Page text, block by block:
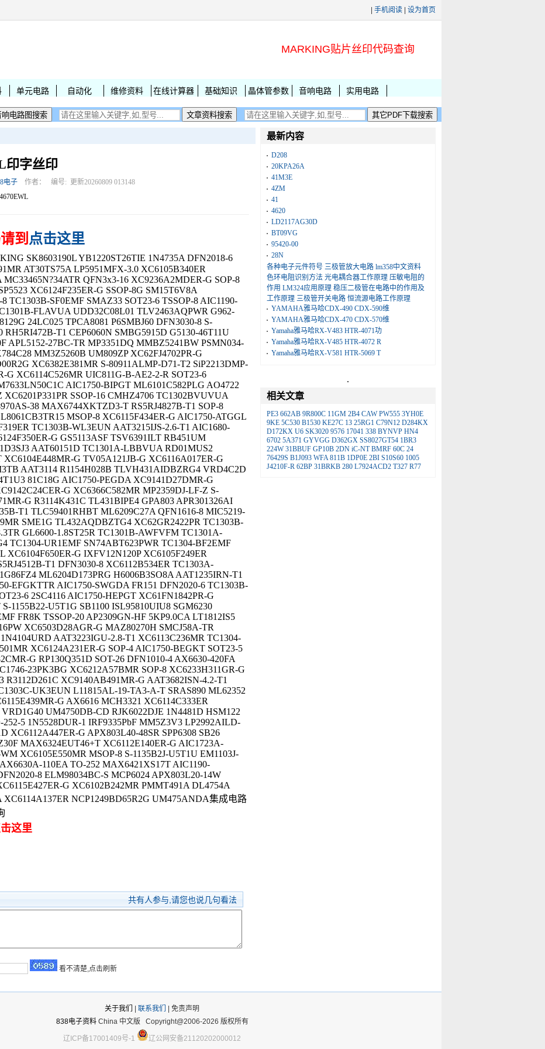
手机阅读 设为首页
MARKING贴片丝印代码查询
单元电路 自动化 维修资料 在线计算器 基础知识 晶体管参数 音响电路 实用电路
印字丝印
电子 作者： 编号: 更新20260809 013148
到 点击这里
SK8603190L YB1220ST26TIE 1N4735A DFN2018-6
AT30TS75A LP5951MFX-3.0 XC6105B340ER
QFN3x3-16 XC9236A2MDER-G SOP-8
XC6124F235ER-G SSOP-8G SM15T6V8A
TC1303B-SF0EMF SMAZ33 SOT23-6 TSSOP-8 AIC1190-
FLAVUA UDD32C08L01 TLV2463AQPWR G962-
24LC025 TPCA8081 P6SMBJ60 DFN3030-8 S-
T1 CEP6060N SMBG5915D G5130-46T11U
APL5152-27BC-TR MP3351DQ MMBZ5241BW PSMN034-
MM3Z5260B UM809ZP XC62FJ4702PR-G
XC6382E381MR S-80911ALMP-D71-T2 SiP2213DMP-
G XC6114C526MR UIC811G-B-AE2-2-R SOT23-6
AIC1750-BIPGT ML6101C582PLG AO4722
SSOP-16 CMHZ4706 TC1302BVUVUA
38 MAX6744XKTZD3-T RS5RJ4827B-T1 SOP-8
MSOP-8 XC6115F434ER-G AIC1750-ATGGL
TC1303B-WL3EUN AAT3215IJS-2.6-T1 AIC1680-
G GS5113ASF TSV6391ILT RB451UM
AAT60151D TC1301A-LBBVUA RD01MUS2
G TV05A121JB-G XC6116A017ER-G
AAT3114 R1154H028B TLVH431AIDBZRG4 VRD4C2D
81C18G AIC1750-PEGDA XC9141D27DMR-G
G XC6366C582MR MP2359DJ-LF-Z S-
G R3114K431C TL431BIPE4 GPA803 APR301326AI
T1 TLC59401RHBT ML6209C27A QFN1616-8 MIC5219-
SME1G TL432AQDBZTG4 XC62GR2422PR TC1303B-
GL6600-1.8ST25R TC1301B-AWFVFM TC1301A-
TC1304-UR1EMF SN74ABT623PWR TC1304-BF2EMF
XC6104F650ER-G IXFV12N120P XC6105F249ER
T1 DFN3030-8 XC6112B534ER TC1303A-
ML6204D173PRG H6006B3SO8A AAT1235IRN-T1
EFGKTTR AIC1750-SWGDA FR151 DFN2020-6 TC1303B-
6 2SC4116 AIC1750-HEPGT XC61FN1842PR-G
1155B22-U5T1G SB1100 ISL95810UIU8 SGM6230
FR8K TSSOP-20 AP2309GN-HF 5KP9.0CA LT1812IS5
XC6503D28AGR-G MAZ80270H SMCJ58A-TR
AAT3223IGU-2.8-T1 XC6113C236MR TC1304-
XC6124A231ER-G SOP-4 AIC1750-BEGKT SOT23-5
G RP130Q351D SOT-26 DFN1010-4 AX6630-420FA
23PK3BG XC6212A57BMR SOP-8 XC6233H311GR-G
R3112D261C XC9140AB491MR-G AAT3682ISN-4.2-T1
UK3EUN L11815AL-19-TA3-A-T SRAS890 ML62352
G AX6616 MCH3321 XC6114C333ER
UM4750DB-CD RJK6022DJE 1N4481D HSM122
252-5 1N5528DUR-1 IRF9335PbF MM5Z3V3 LP2992AILD-
XC6112A447ER-G APX803L40-48SR SPP6308 SB26
MAX6324EUT46+T XC6112E140ER-G AIC1723A-
XC6105E550MR MSOP-8 S-1135B2J-U5T1U EM1103J-
110EA TO-252 MAX6421XS17T AIC1190-
8 ELM98034BC-S MCP6024 APX803L20-14W
G XC6102B242MR PMMT491A DL4754A
NCP1249BD65R2G UM475ANDA集成电路
这里
共有人参与,请您也说几句看法
看不清楚,点击刷新
最新内容
D208
20KPA26A
41M3E
4ZM
41
4620
LD2117AG30D
BT09VG
95420-00
28N
各种电子元件符号 三极管放大电路 lm358中文资料
色环电阻识别方法 光电耦合器工作原理 压敏电阻的
作用 LM324应用原理 稳压二极管在电路中的作用及
工作原理 三极管开关电路 恒流源电路工作原理
YAMAHA雅马哈CDX-490 CDX-590维
YAMAHA雅马哈CDX-470 CDX-570维
Yamaha雅马哈RX-V483 HTR-4071功
Yamaha雅马哈RX-V485 HTR-4072 R
Yamaha雅马哈RX-V581 HTR-5069 T
.
相关文章
PE3 662AB 9R800C 11GM 2B4 CAW PW555 3YH0E
9KE 5C530 B1530 KE27C 13 25RG1 C79N12 D284KX
D172KX U6 SK3020 9576 17041 338 BYNVP HN4
6702 5A371 GYVGG D362GX SS8027GT54 1BR3
224W 31BBUF GP10B 2DN iC-NT BMRF 60C 24
76429S B1J093 WFA 811B 1DP0E 2BI S10S60 1005
J4210F-R 62BP 31BRKB 280 L7924ACD2 T327 R77
关于我们 联系我们
| 免责声明
838电子资料China 中文版 Copyright@2006-2026 版权所有
辽ICP备17001409号-1 辽公网安备21120202000012